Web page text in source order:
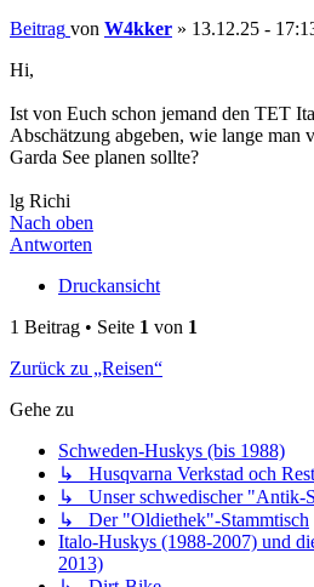
Beitrag von W4kker » 13.12.25 -
Hi,
Ist von Euch schon jemand den TET
Abschätzung abgeben, wie lange man
Garda See planen sollte?
lg Richi
Nach oben
Antworten
Druckansicht
1 Beitrag • Seite 1 von 1
Zurück zu „Reisen“
Gehe zu
Schweden-Huskys (bis 1988)
↳ Husqvarna Verkstad och
↳ Unser schwedischer "Antik-
↳ Der "Oldiethek"-Stammtisch
Italo-Huskys (1988-2007) und
2013)